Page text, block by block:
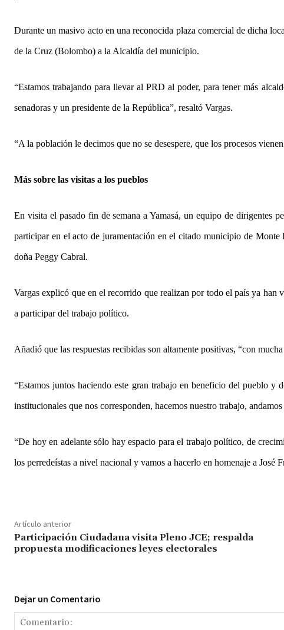
Durante un masivo acto en una reconocida plaza comercial de dicha
de la Cruz (Bolombo) a la Alcaldía del municipio.
“Estamos trabajando para llevar al PRD al poder, para tener más
senadoras y un presidente de la República”, resaltó Vargas.
“A la población le decimos que no se desespere, que los procesos
Más sobre las visitas a los pueblos
En visita el pasado fin de semana a Yamasá, un equipo de dirigentes
participar en el acto de juramentación en el citado municipio de
doña Peggy Cabral.
Vargas explicó que en el recorrido que realizan por todo el país ya
a participar del trabajo político.
Añadió que las respuestas recibidas son altamente positivas, “con
“Estamos juntos haciendo este gran trabajo en beneficio del pueblo y
institucionales que nos corresponden, hacemos nuestro trabajo,
“De hoy en adelante sólo hay espacio para el trabajo político, de
los perredeístas a nivel nacional y vamos a hacerlo en homenaje a
Artículo anterior
Participación Ciudadana visita Pleno JCE; respalda
propuesta modificaciones leyes electorales
Dejar un Comentario